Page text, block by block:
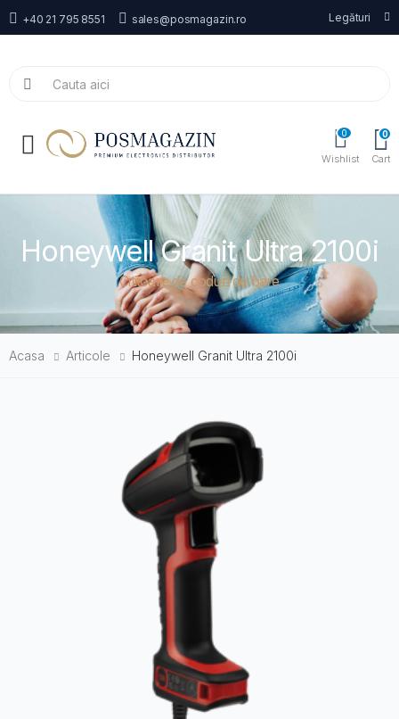
+40 21 795 8551 sales@posmagazin.ro Legături
Toggle mobile menu
0
Wishlist
0
Cart
Honeywell Granit Ultra 2100i
Cititoare de coduri de bare
Acasa Articole Honeywell Granit Ultra 2100i